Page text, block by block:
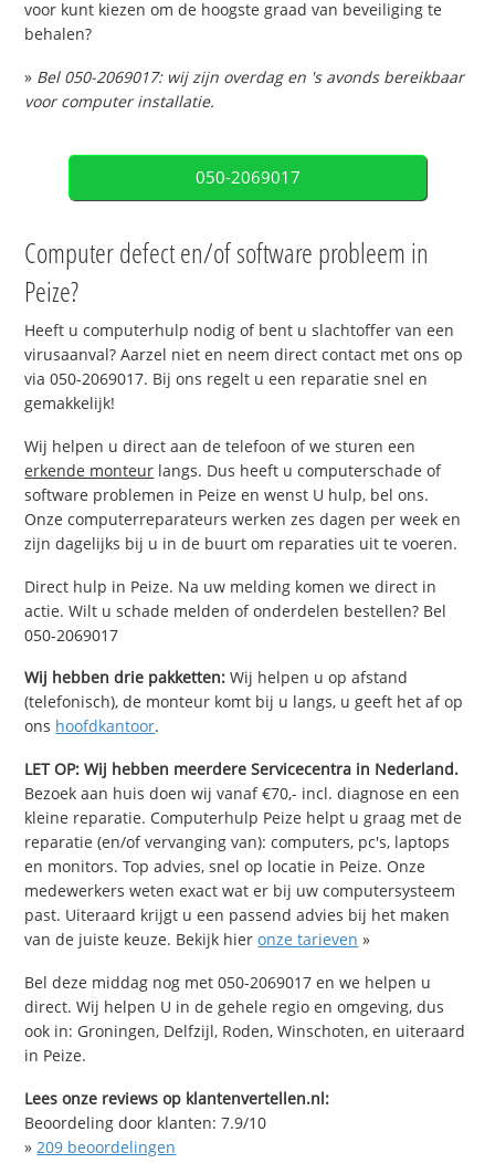
voor kunt kiezen om de hoogste graad van beveiliging te
behalen?
» Bel 050-2069017: wij zijn overdag en 's avonds bereikbaar
voor computer installatie.
050-2069017
Computer defect en/of software probleem in
Peize?
Heeft u computerhulp nodig of bent u slachtoffer van een
virusaanval? Aarzel niet en neem direct contact met ons op
via 050-2069017. Bij ons regelt u een reparatie snel en
gemakkelijk!
Wij helpen u direct aan de telefoon of we sturen een
erkende monteur langs. Dus heeft u computerschade of
software problemen in Peize en wenst U hulp, bel ons.
Onze computerreparateurs werken zes dagen per week en
zijn dagelijks bij u in de buurt om reparaties uit te voeren.
Direct hulp in Peize. Na uw melding komen we direct in
actie. Wilt u schade melden of onderdelen bestellen? Bel
050-2069017
Wij hebben drie pakketten: Wij helpen u op afstand
(telefonisch), de monteur komt bij u langs, u geeft het af op
ons hoofdkantoor.
LET OP: Wij hebben meerdere Servicecentra in Nederland.
Bezoek aan huis doen wij vanaf €70,- incl. diagnose en een
kleine reparatie. Computerhulp Peize helpt u graag met de
reparatie (en/of vervanging van): computers, pc's, laptops
en monitors. Top advies, snel op locatie in Peize. Onze
medewerkers weten exact wat er bij uw computersysteem
past. Uiteraard krijgt u een passend advies bij het maken
van de juiste keuze. Bekijk hieronze tarieven »
Bel deze middag nog met 050-2069017 en we helpen u
direct. Wij helpen U in de gehele regio en omgeving, dus
ook in: Groningen, Delfzijl, Roden, Winschoten, en uiteraard
in Peize.
Lees onze reviews op klantenvertellen.nl:
Beoordeling door klanten:7.9/10
» 209 beoordelingen